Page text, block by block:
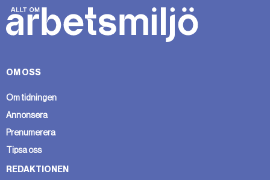
OM OSS
Om tidningen
Annonsera
Prenumerera
Tipsa oss
REDAKTIONEN